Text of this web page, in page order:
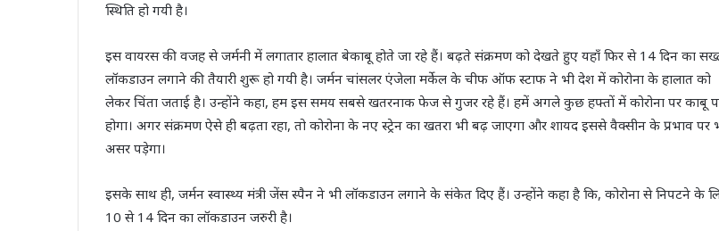
स्थिति हो गयी है।
इस वायरस की वजह से जर्मनी में लगातार हालात बेकाबू होते जा रहे हैं। बढ़ते संक्रमण को देखते हुए यहाँ फिर से 14 दिन का
लॉकडाउन लगाने की तैयारी शुरू हो गयी है। जर्मन चांसलर एंजेला मर्केल के चीफ ऑफ स्टाफ ने भी देश में कोरोना के हालात को
लेकर चिंता जताई है। उन्होंने कहा, हम इस समय सबसे खतरनाक फेज से गुजर रहे हैं। हमें अगले कुछ हफ्तों में कोरोना पर काबू
होगा। अगर संक्रमण ऐसे ही बढ़ता रहा, तो कोरोना के नए स्ट्रेन का खतरा भी बढ़ जाएगा और शायद इससे वैक्सीन के प्रभाव पर
असर पड़ेगा।
इसके साथ ही, जर्मन स्वास्थ्य मंत्री जेंस स्पैन ने भी लॉकडाउन लगाने के संकेत दिए हैं। उन्होंने कहा है कि, कोरोना से निपटने के
10 से 14 दिन का लॉकडाउन जरुरी है।